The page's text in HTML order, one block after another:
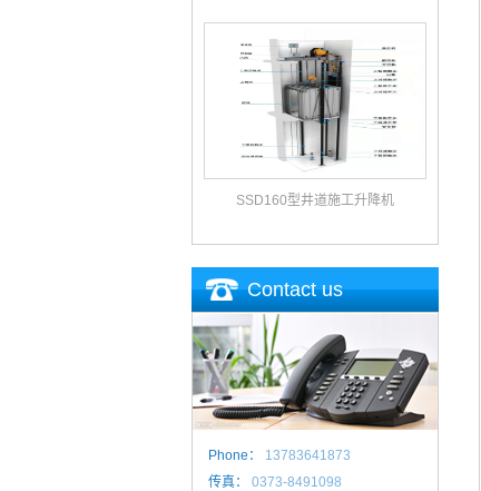
SSD160型井道施工升降机
Contact us
Phone： 13783641873
传真： 0373-8491098